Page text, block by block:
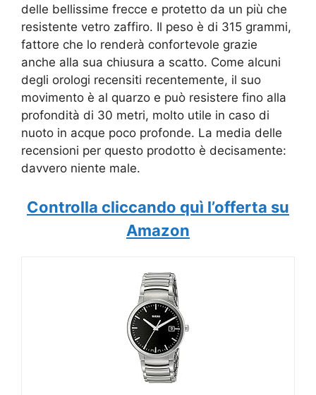
delle bellissime frecce e protetto da un più che
resistente vetro zaffiro. Il peso è di 315 grammi,
fattore che lo renderà confortevole grazie
anche alla sua chiusura a scatto. Come alcuni
degli orologi recensiti recentemente, il suo
movimento è al quarzo e può resistere fino alla
profondità di 30 metri, molto utile in caso di
nuoto in acque poco profonde. La media delle
recensioni per questo prodotto è decisamente:
davvero niente male.
Controlla cliccando quì l’offerta su
Amazon